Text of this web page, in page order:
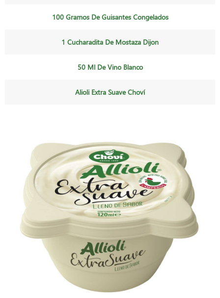
100 Gramos De Guisantes Congelados
1 Cucharadita De Mostaza Dijon
50 Ml De Vino Blanco
Alioli Extra Suave Choví